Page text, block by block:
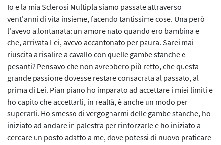
Io e la mia Sclerosi Multipla siamo passate attraverso
vent'anni di vita insieme, facendo tantissime cose. Una però
l'avevo allontanata: un amore nato quando ero bambina e
che, arrivata Lei, avevo accantonato per paura. Sarei mai
riuscita a risalire a cavallo con quelle gambe stanche e
pesanti? Pensavo che non avrebbero più retto, che questa
grande passione dovesse restare consacrata al passato, al
prima di Lei. Pian piano ho imparato ad accettare i miei limiti e
ho capito che accettarli, in realtà, è anche un modo per
superarli. Ho smesso di vergognarmi delle gambe stanche, ho
iniziato ad andare in palestra per rinforzarle e ho iniziato a
cercare un posto adatto a me, dove potessi di nuovo praticare